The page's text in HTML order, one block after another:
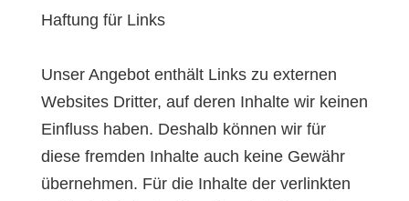
Haftung für Links
Unser Angebot enthält Links zu externen
Websites Dritter, auf deren Inhalte wir keinen
Einfluss haben. Deshalb können wir für
diese fremden Inhalte auch keine Gewähr
übernehmen. Für die Inhalte der verlinkten